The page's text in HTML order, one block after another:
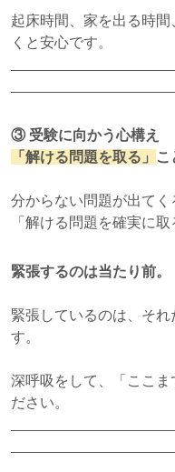
起床時間、家を出る時
くと安心です。
③ 受験に向かう心構え
「解ける問題を取る」
こ
分からない問題が出てく
「解ける問題を確実に
緊張するのは当たり前。
緊張しているのは、そ
す。
深呼吸をして、「ここま
ださい。